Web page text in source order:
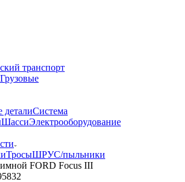
транспорт
Грузовые
деталиСистема
ШассиЭлектрооборудование
ТросыШРУС/пыльники
FORD Focus III